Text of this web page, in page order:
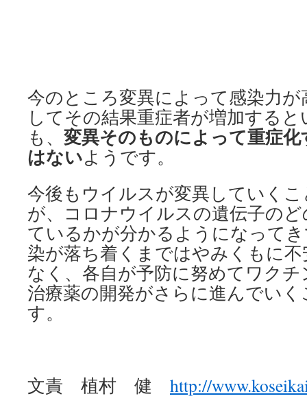
今のところ変異によって感染力
してその結果重症者が増加する
も、 変異そのものによって重症
はないようです。
今後もウイルスが変異していく
が、コロナウイルスの遺伝子の
ているかが分かるようになって
染が落ち着くまではやみくもに
なく、各自が予防に努めてワク
治療薬の開発がさらに進んでい
す。
文責 植村 健 http://